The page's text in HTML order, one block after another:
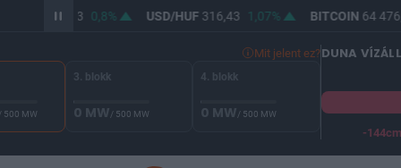
364,63 0,8% USD/HUF316,43 1,07% BITCOIN64
Mit jelent ez?
/ 500 MW
3. blokk
0 MW/ 500 MW
4. blokk
0 MW/ 500 MW
DUNA
-144cm